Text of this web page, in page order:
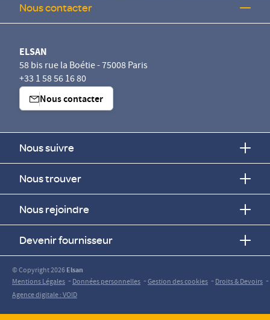
Nous contacter
ELSAN
58 bis rue la Boétie - 75008 Paris
+33 1 58 56 16 80
Nous contacter
Nous suivre
Nous trouver
Nous rejoindre
Devenir fournisseur
© Copyright 2026Elsan
Mentions Légales -Données personnelles -Gestion des cookies -Droits & Devoirs -
Agence digitale : VOID